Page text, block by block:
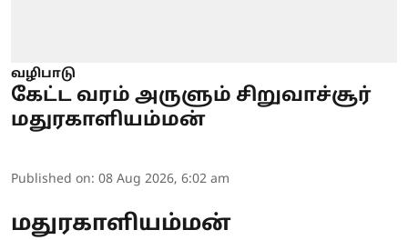
வழிபாடு
கேட்ட வரம் அருளும் சிறுவாச்சூர்
மதுரகாளியம்மன்
Published on: 08 Aug 2026, 6:02 am
மதுரகாளியம்மன்